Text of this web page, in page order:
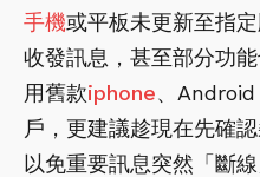
手機或平板未更新至指
收發訊息，甚至部分功
用舊款iphone、
戶，更建議趁現在先確
以免重要訊息突然「斷線